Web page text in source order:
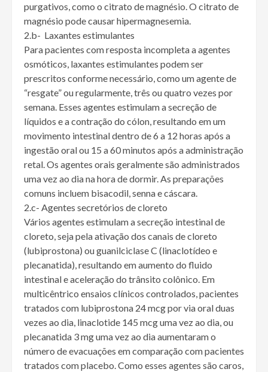
purgativos, como o citrato de magnésio. O citrato de
magnésio pode causar hipermagnesemia.
2.b- Laxantes estimulantes
Para pacientes com resposta incompleta a agentes
osmóticos, laxantes estimulantes podem ser
prescritos conforme necessário, como um agente de
“resgate” ou regularmente, três ou quatro vezes por
semana. Esses agentes estimulam a secreção de
líquidos e a contração do cólon, resultando em um
movimento intestinal dentro de 6 a 12 horas após a
ingestão oral ou 15 a 60 minutos após a administração
retal. Os agentes orais geralmente são administrados
uma vez ao dia na hora de dormir. As preparações
comuns incluem bisacodil, senna e cáscara.
2.c- Agentes secretórios de cloreto
Vários agentes estimulam a secreção intestinal de
cloreto, seja pela ativação dos canais de cloreto
(lubiprostona) ou guanilciclase C (linaclotídeo e
plecanatida), resultando em aumento do fluido
intestinal e aceleração do trânsito colônico. Em
multicêntrico ensaios clínicos controlados, pacientes
tratados com lubiprostona 24 mcg por via oral duas
vezes ao dia, linaclotide 145 mcg uma vez ao dia, ou
plecanatida 3 mg uma vez ao dia aumentaram o
número de evacuações em comparação com pacientes
tratados com placebo. Como esses agentes são caros,